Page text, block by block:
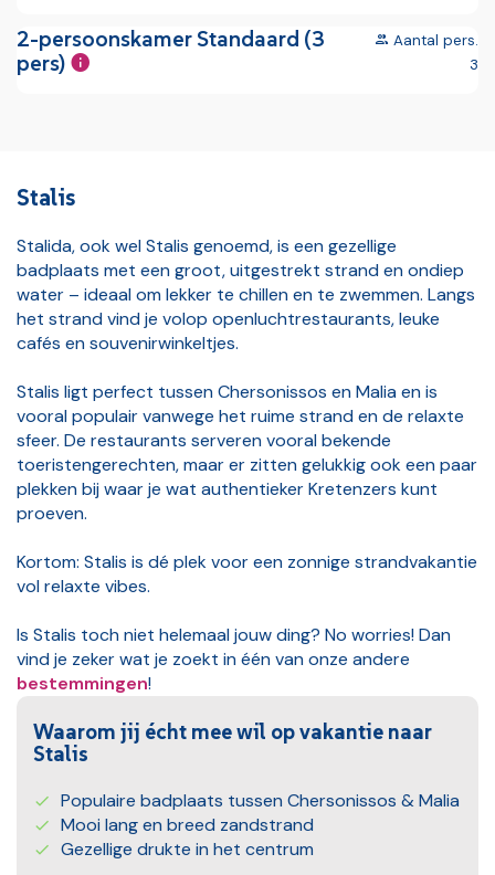
2-persoonskamer Standaard (3
pers)
Aantal pers.
3
Stalis
Stalida, ook wel Stalis genoemd, is een gezellige
badplaats met een groot, uitgestrekt strand en ondiep
water – ideaal om lekker te chillen en te zwemmen. Langs
het strand vind je volop openluchtrestaurants, leuke
cafés en souvenirwinkeltjes.
Stalis ligt perfect tussen Chersonissos en Malia en is
vooral populair vanwege het ruime strand en de relaxte
sfeer. De restaurants serveren vooral bekende
toeristengerechten, maar er zitten gelukkig ook een paar
plekken bij waar je wat authentieker Kretenzers kunt
proeven.
Kortom: Stalis is dé plek voor een zonnige strandvakantie
vol relaxte vibes.
Is Stalis toch niet helemaal jouw ding? No worries! Dan
vind je zeker wat je zoekt in één van onze andere
bestemmingen!
Waarom jij écht mee wil op vakantie naar
Stalis
Populaire badplaats tussen Chersonissos & Malia
Mooi lang en breed zandstrand
Gezellige drukte in het centrum